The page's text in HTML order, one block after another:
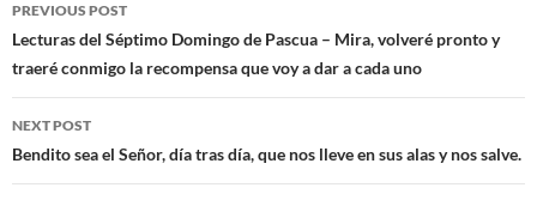
PREVIOUS POST
Lecturas del Séptimo Domingo de Pascua – Mira, volveré pronto y
traeré conmigo la recompensa que voy a dar a cada uno
NEXT POST
Bendito sea el Señor, día tras día, que nos lleve en sus alas y nos salve.